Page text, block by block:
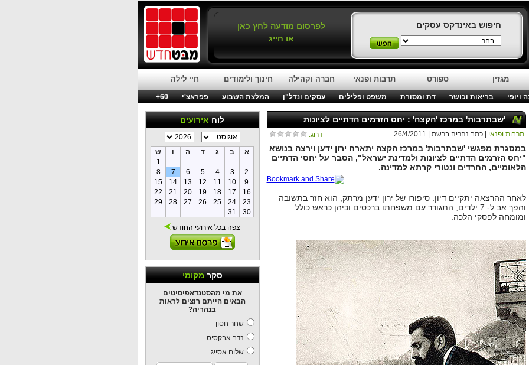
חיפוש באינדקס עסקים לפרסום מודעהלחץ כאן
או חייג
מגזין ספורט תרבות ופנאי חברה וקהילה חינוך ולימודים חיי לילה
ויופי בריאות וכושר דת ומסורת משפט ופלילים עסקים ונדל"ן המלצת השבוע פפראצ'י
60+
לוחאירועים
א ב ג ד ה ו
ש
1
2
3
4
5
6
7
8
9
10
11
12
13
14
15
16
17
18
19
20
21
22
23
24
25
26
27
28
29
30
31
צפה בכל אירועי החודש
סקרמקומי
את מי מהסטנדאפיסיטים
הבאים הייתם רוצים לראות
בנהריה?
שחר חסון
נדב אבקסיס
שלום אסייג
'שבתרבות' במרכז 'הקצה' : יחס הזרמים הדתיים לציונות
דרוג: תרבות ופנאי | כתב נהריה ברשת | 26/4/2011
במסגרת מפגשי 'שבתרבות' במרכז הקצה יתארח ירון ידען וירצה בנושא
"יחס הזרמים הדתיים לציונות ולמדינת ישראל", הסבר על יחסי הדתיים
הלאומיים, החרדים ונטורי קרתא למדינה.
לאחר ההרצאה יתקיים דיון. סיפורו של ירון ידען מרתק, הוא חזר בתשובה
והפך אב ל- 7 ילדים, התגורר עם משפחתו ברכסים וכיהן כראש כולל
ומומחה לפסקי הלכה